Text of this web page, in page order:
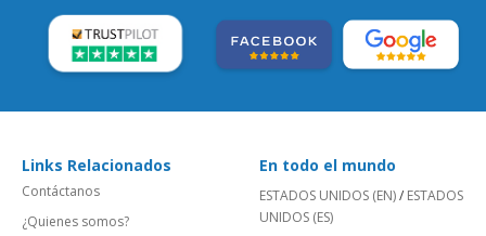
Links Relacionados
Contáctanos
¿Quienes somos?
En todo el mundo
ESTADOS UNIDOS (EN)/ ESTADOS
UNIDOS (ES)